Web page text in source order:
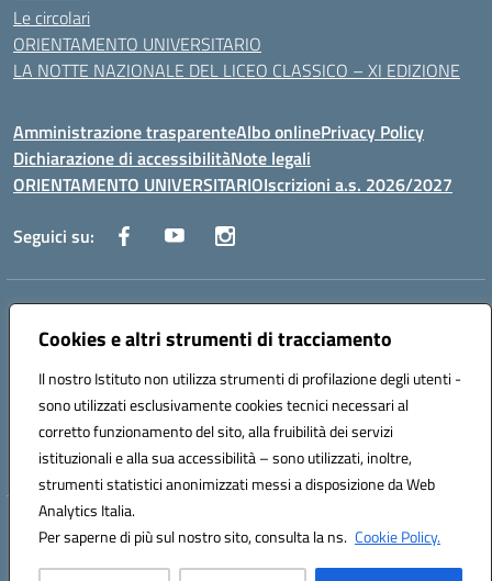
Cookies e altri strumenti di tracciamento
Il nostro Istituto non utilizza strumenti di profilazione degli utenti -
sono utilizzati esclusivamente cookies tecnici necessari al
corretto funzionamento del sito, alla fruibilità dei servizi
istituzionali e alla sua accessibilità – sono utilizzati, inoltre,
strumenti statistici anonimizzati messi a disposizione da Web
Analytics Italia.
Per saperne di più sul nostro sito, consulta la ns. Cookie Policy.
Le circolari
ORIENTAMENTO UNIVERSITARIO
LA NOTTE NAZIONALE DEL LICEO CLASSICO – XI EDIZIONE
Amministrazione trasparenteAlbo onlinePrivacy Policy
Dichiarazione di accessibilitàNote legali
ORIENTAMENTO UNIVERSITARIOIscrizioni a.s. 2026/2027
Seguici su:
Indirizzo:
Centralino:0882 331218 Email:fgps210002@istruzione.it
Codice fiscale: 93071630714
Codice meccanografico:
FGPS210002
Codice unico di fatturazione (CUF): UF7W9K
Hosting & Powered by 3D Solution S.r.l.
Concept & Design by Designers Italia